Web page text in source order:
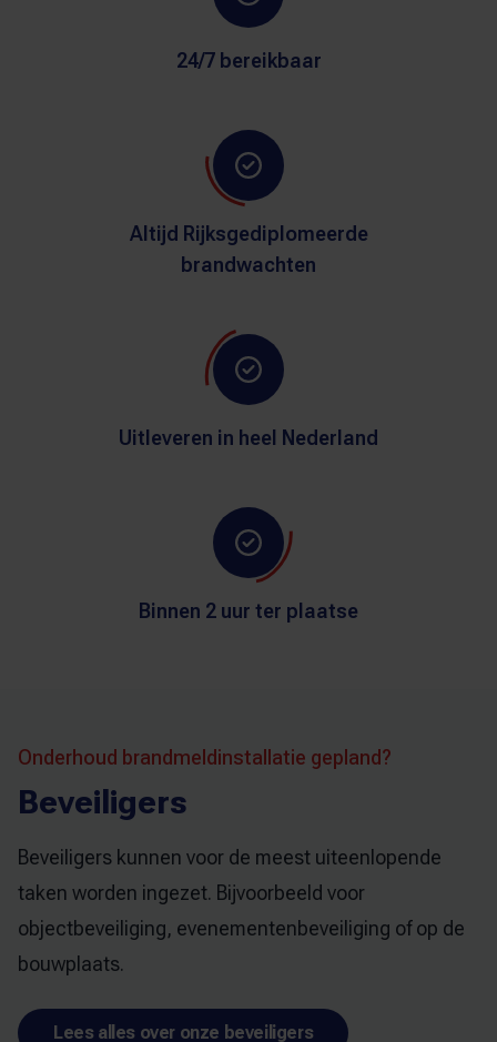
24/7 bereikbaar
Altijd Rijksgediplomeerde
brandwachten
Uitleveren in heel Nederland
Binnen 2 uur ter plaatse
Onderhoud brandmeldinstallatie gepland?
Beveiligers
Beveiligers kunnen voor de meest uiteenlopende
taken worden ingezet. Bijvoorbeeld voor
objectbeveiliging, evenementenbeveiliging of op de
bouwplaats.
Lees alles over onze beveiligers